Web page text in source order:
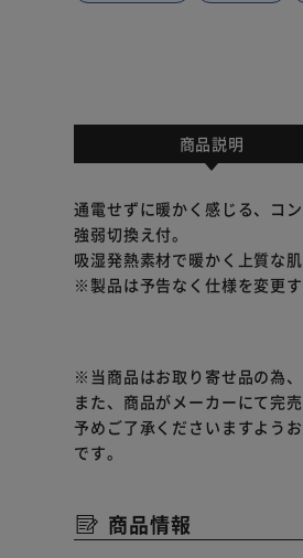
商品説明
通電せずに暖かく感じる、コ
強弱切換え付。
吸湿発熱素材で暖かく上質な肌
※製品は予告なく仕様を変更
※当商品はお取り寄せ品の為
また、商品がメーカーにて完
予めご了承くださいますよう
です。
商品情報